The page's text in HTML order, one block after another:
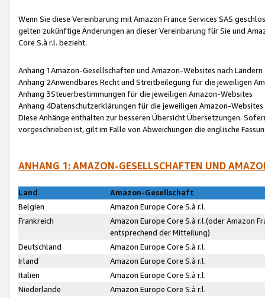
Wenn Sie diese Vereinbarung mit Amazon France Services SAS
gelten zukünftige Änderungen an dieser Vereinbarung für Sie und
Core S.à r.l. bezieht.
Anhang 1Amazon-Gesellschaften und Amazon-Websites nach Ländern
Anhang 2Anwendbares Recht und Streitbeilegung für die jeweiligen
Anhang 3Steuerbestimmungen für die jeweiligen Amazon-Websites
Anhang 4Datenschutzerklärungen für die jeweiligen Amazon-Websites
Diese Anhänge enthalten zur besseren Übersicht Übersetzungen.
vorgeschrieben ist, gilt im Falle von Abweichungen die englische
ANHANG 1: AMAZON-GESELLSCHAFTEN UND
Land
Amazon-Gesellschaft
Belgien
Amazon Europe Core S.à r.l.
Frankreich
Amazon Europe Core S.à r.l.(oder Amazon
entsprechend der Mitteilung)
Deutschland
Amazon Europe Core S.à r.l.
Irland
Amazon Europe Core S.à r.l.
Italien
Amazon Europe Core S.à r.l.
Niederlande
Amazon Europe Core S.à r.l.